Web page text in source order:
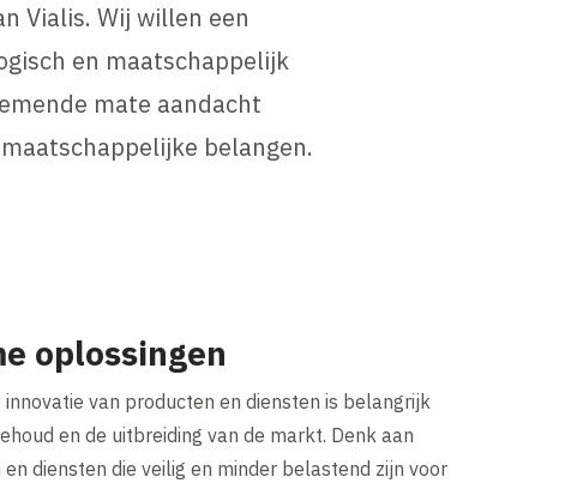
Vialis. Wij willen een
en maatschappelijk
mate aandacht
belangen.
oplossingen
innovatie van producten en diensten is belangrijk
en de uitbreiding van de markt. Denk aan
diensten die veilig en minder belastend zijn voor